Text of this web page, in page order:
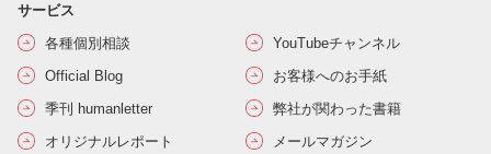
サービス
各種個別相談
YouTubeチャンネル
Official Blog
お客様へのお手紙
季刊 humanletter
弊社が関わった書籍
オリジナルレポート
メールマガジン